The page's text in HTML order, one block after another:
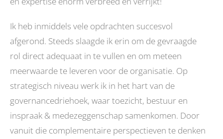
Ik heb inmiddels vele opdrachten succesvol
afgerond. Steeds slaagde ik erin om de gevraagde
rol direct adequaat in te vullen en om meteen
meerwaarde te leveren voor de organisatie. Op
strategisch niveau werk ik in het hart van de
governancedriehoek, waar toezicht, bestuur en
inspraak & medezeggenschap samenkomen. Door
vanuit die complementaire perspectieven te denken